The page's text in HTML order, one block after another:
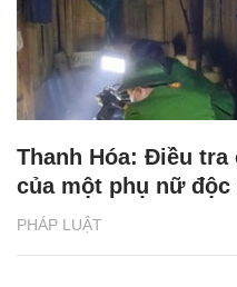
PHÁP LUẬT
Thanh Hóa: Điều
của một phụ nữ